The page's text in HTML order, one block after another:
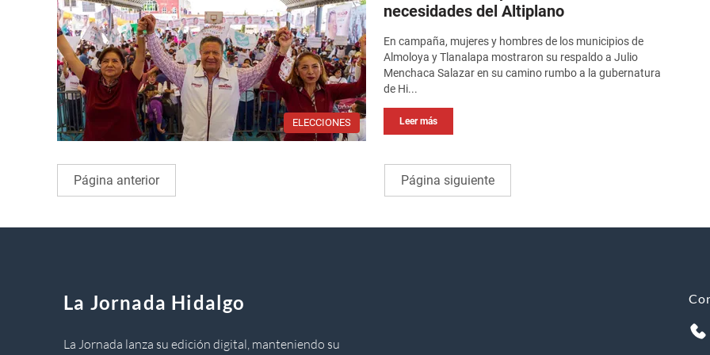
ELECCIONES
necesidades del Altiplano
En campaña, mujeres y hombres de los municipios de
Almoloya y Tlanalapa mostraron su respaldo a Julio
Menchaca Salazar en su camino rumbo a la gubernatura
de Hi...
Leer más
Página anterior Página siguiente
La Jornada Hidalgo
La Jornada lanza su edición digital, manteniendo su